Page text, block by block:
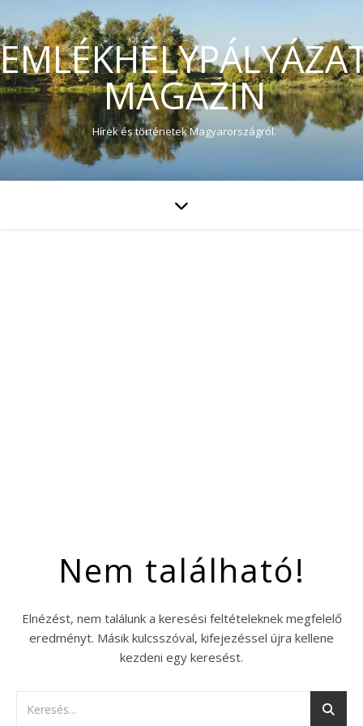
MAGAZIN
Hírek és történetek Magyarországról.
Nem található!
Elnézést, nem találunk a keresési feltételeknek megfelelő
eredményt. Másik kulcsszóval, kifejezéssel újra kellene
kezdeni egy keresést.